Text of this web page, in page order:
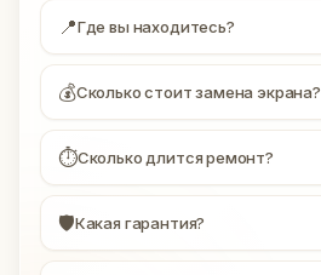
📍Где вы находитесь?
💰Сколько стоит замена экрана?
⏱Сколько длится ремонт?
🛡Какая гарантия?